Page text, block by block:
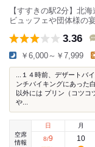
【すすきの駅2分】北
ビュッフェや団体様の
3.36
￥6,000～￥7,999
...１４時前、デザートバ
ンチバイキングにあった
以外には プリン（コツコ
や...
空席
情報
日
8/9
月
10